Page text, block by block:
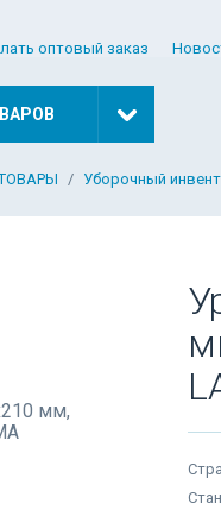
оптовый заказ
Уборочный